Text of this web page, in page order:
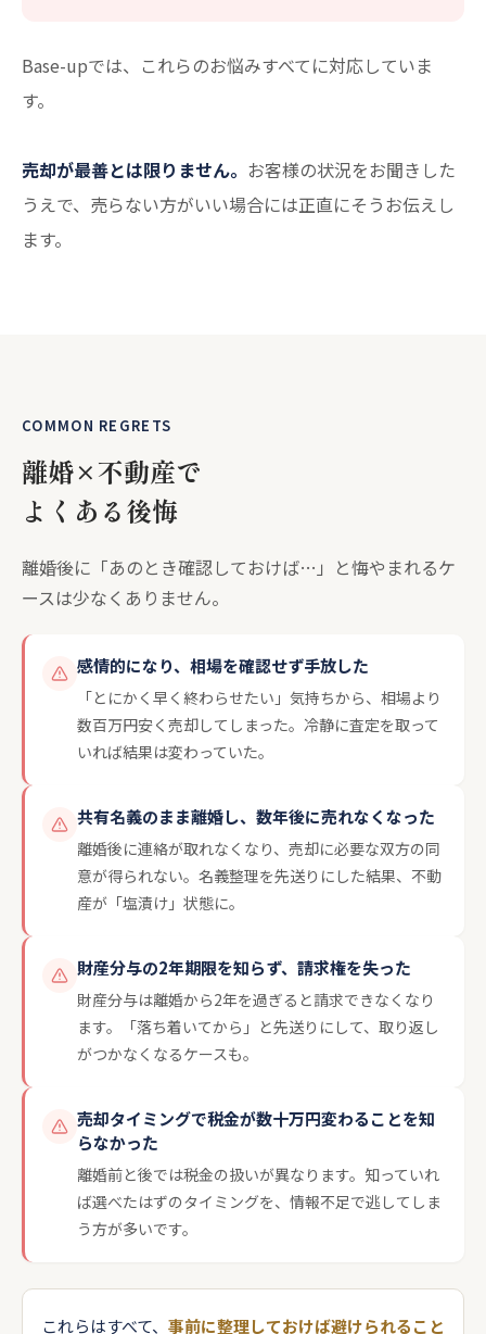
Base-upでは、これらのお悩みすべてに対応していま
す。
売却が最善とは限りません。 お客様の状況をお聞きした
うえで、売らない方がいい場合には正直にそうお伝えし
ます。
COMMON REGRETS
離婚×不動産で
よくある後悔
離婚後に「あのとき確認しておけば…」と悔やまれるケ
ースは少なくありません。
感情的になり、相場を確認せず手放した
「とにかく早く終わらせたい」気持ちから、相場より
数百万円安く売却してしまった。冷静に査定を取って
いれば結果は変わっていた。
共有名義のまま離婚し、数年後に売れなくなった
離婚後に連絡が取れなくなり、売却に必要な双方の同
意が得られない。名義整理を先送りにした結果、不動
産が「塩漬け」状態に。
財産分与の2年期限を知らず、請求権を失った
財産分与は離婚から2年を過ぎると請求できなくなり
ます。「落ち着いてから」と先送りにして、取り返し
がつかなくなるケースも。
売却タイミングで税金が数十万円変わることを知
らなかった
離婚前と後では税金の扱いが異なります。知っていれ
ば選べたはずのタイミングを、情報不足で逃してしま
う方が多いです。
これらはすべて、 事前に整理しておけば避けられること